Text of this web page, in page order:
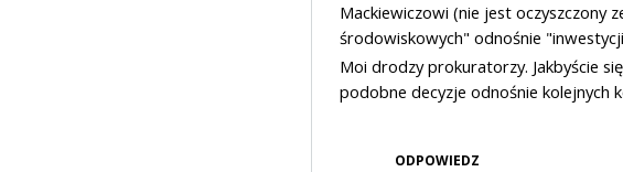
Mackiewiczowi (nie jest oczyszczony
środowiskowych" odnośnie
Moi drodzy prokuratorzy. Jakbyście
podobne decyzje odnośnie kolejnych
ODPOWIEDZ